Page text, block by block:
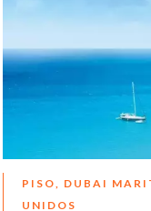
PISO, DUBAI
UNIDOS